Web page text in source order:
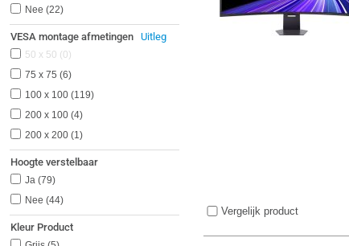
Nee 22
VESA montage afmetingen Uitleg
50 x 50
0
75 x 75 6
100 x 100 119
200 x 100 4
200 x 200 1
Hoogte verstelbaar
Ja 79
Nee 44
Kleur Product
Vergelijk product